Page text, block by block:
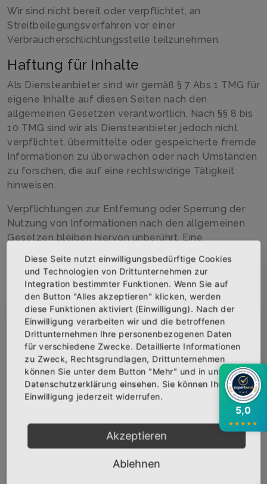
Wir sind nicht bereit oder verpflichtet, an
Streitbeilegungsverfahren vor einer
Verbraucherschlichtungsstelle teilzunehmen.
Haftung für Inhalte
Als Diensteanbieter sind wir gemäß § 7 Abs.1 TMG für
eigene Inhalte auf diesen Seiten nach den
allgemeinen Gesetzen verantwortlich. Nach §§ 8 bis
10 TMG sind wir als Diensteanbieter jedoch nicht
verpflichtet, übermittelte oder gespeicherte fremde
Informationen zu überwachen oder nach Umständen
zu forschen, die auf eine rechtswidrige Tätigkeit
hinweisen.
Verpflichtungen zur Entfernung oder Sperrung der
Nutzung von Informationen nach den allgemeinen
Gesetzen bleiben hiervon unberührt. Eine
Zeitpunkt der Kenntnis einer konkreten
Rechtsverletzung möglich. Bei Bekanntwerden von
entsprechenden Rechtsverletzungen werden wir
diese Inhalte umgehend entfernen.
Haftung für Links
Unser Angebot enthält Links zu externen Websites
Dritter, auf deren Inhalte wir keinen Einfluss haben.
Deshalb können wir für diese fremden Inhalte auch
keine Gewähr übernehmen. Für die Inhalte der
verlinkten Seiten ist stets der jeweilige Anbieter oder
Betreiber der Seiten verantwortlich. Die verlinkten
Seiten wurden zum Zeitpunkt der Verlinkung auf
Inhalte waren zum Zeitpunkt der Verlinkung nicht
Abonniere jetzt unseren Newsletter
Bekomme die aktuellsten News über neue
Produkte und zudem einen 10% Gutschein für
deine nächste Bestellung.
Abonnieren
Diese Seite nutzt einwilligungsbedürftige Cookies
und Technologien von Drittunternehmen zur
Integration bestimmter Funktionen. Wenn Sie auf
den Button "Alles akzeptieren" klicken, werden
diese Funktionen aktiviert (Einwilligung). Nach der
Einwilligung verarbeiten wir und die betroffenen
Drittunternehmen Ihre personenbezogenen Daten
für verschiedene Zwecke. Detaillierte Informationen
zu Zweck, Rechtsgrundlagen, Drittunternehmen
können Sie unter dem Button "Mehr" und in unserer
Datenschutzerklärung einsehen. Sie können Ihre
Einwilligung jederzeit widerrufen.
Akzeptieren
Ablehnen
5,0
★★★★★